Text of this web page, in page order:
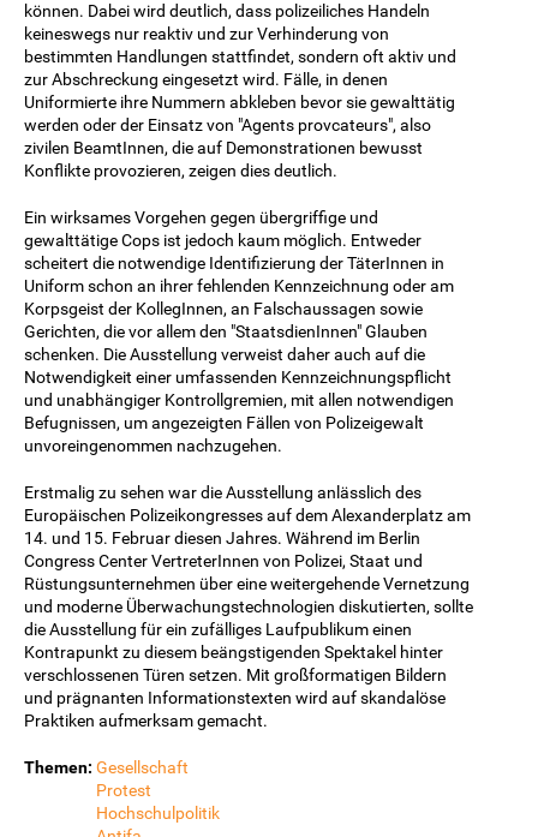
können. Dabei wird deutlich, dass polizeiliches Handeln
keineswegs nur reaktiv und zur Verhinderung von
bestimmten Handlungen stattfindet, sondern oft aktiv und
zur Abschreckung eingesetzt wird. Fälle, in denen
Uniformierte ihre Nummern abkleben bevor sie gewalttätig
werden oder der Einsatz von "Agents provcateurs", also
zivilen BeamtInnen, die auf Demonstrationen bewusst
Konflikte provozieren, zeigen dies deutlich.
Ein wirksames Vorgehen gegen übergriffige und
gewalttätige Cops ist jedoch kaum möglich. Entweder
scheitert die notwendige Identifizierung der TäterInnen in
Uniform schon an ihrer fehlenden Kennzeichnung oder am
Korpsgeist der KollegInnen, an Falschaussagen sowie
Gerichten, die vor allem den "StaatsdienInnen" Glauben
schenken. Die Ausstellung verweist daher auch auf die
Notwendigkeit einer umfassenden Kennzeichnungspflicht
und unabhängiger Kontrollgremien, mit allen notwendigen
Befugnissen, um angezeigten Fällen von Polizeigewalt
unvoreingenommen nachzugehen.
Erstmalig zu sehen war die Ausstellung anlässlich des
Europäischen Polizeikongresses auf dem Alexanderplatz am
14. und 15. Februar diesen Jahres. Während im Berlin
Congress Center VertreterInnen von Polizei, Staat und
Rüstungsunternehmen über eine weitergehende Vernetzung
und moderne Überwachungstechnologien diskutierten, sollte
die Ausstellung für ein zufälliges Laufpublikum einen
Kontrapunkt zu diesem beängstigenden Spektakel hinter
verschlossenen Türen setzen. Mit großformatigen Bildern
und prägnanten Informationstexten wird auf skandalöse
Praktiken aufmerksam gemacht.
Themen: Gesellschaft
Protest
Hochschulpolitik